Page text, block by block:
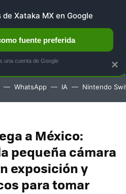
NUEVO
HOME AUTO
WhatsApp IA Nintendo
a México:
pequeña cámara
exposición y
para tomar
×
Xataka MX en Google
fuente preferida
una cuenta de Google